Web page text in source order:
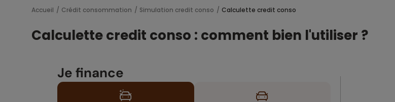
Accueil Crédit consommation Simulation credit conso Calculette credit conso
Calculette credit conso : comment bien l'utiliser ?
Je finance